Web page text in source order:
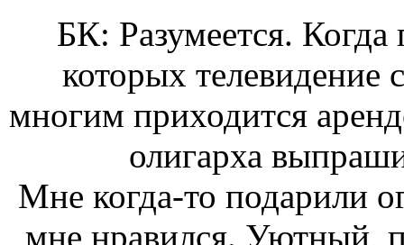
БК: Разумеется.
которых телевидение
многим приходится
олигарха
Мне когда-то подарили
мне нравился. Уютный,